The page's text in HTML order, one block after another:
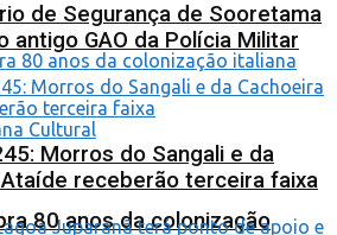
80 anos da colonização
de Segurança de Sooretama
antigo GAO da Polícia Militar
Morros do Sangali e da
receberão terceira faixa